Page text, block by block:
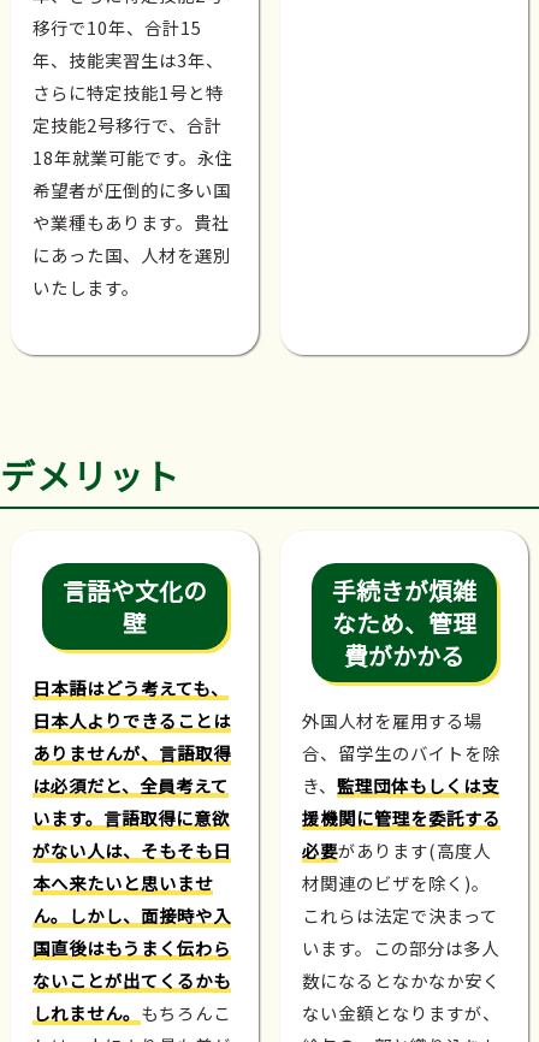
移行で10年、合計15
年、技能実習生は3年、
さらに特定技能1号と特
定技能2号移行で、合計
18年就業可能です。永住
希望者が圧倒的に多い国
や業種もあります。貴社
にあった国、人材を選別
いたします。
デメリット
言語や文化の
壁
日本語はどう考えても、
日本人よりできることは
ありませんが、言語取得
は必須だと、全員考えて
います。言語取得に意欲
がない人は、そもそも日
本へ来たいと思いませ
ん。しかし、面接時や入
国直後はもうまく伝わら
ないことが出てくるかも
しれません。 もちろんこ
手続きが煩雑
なため、管理
費がかかる
外国人材を雇用する場
合、留学生のバイトを除
き、 監理団体もしくは支
援機関に管理を委託する
必要があります(高度人
材関連のビザを除く)。
これらは法定で決まって
います。この部分は多人
数になるとなかなか安く
ない金額となりますが、